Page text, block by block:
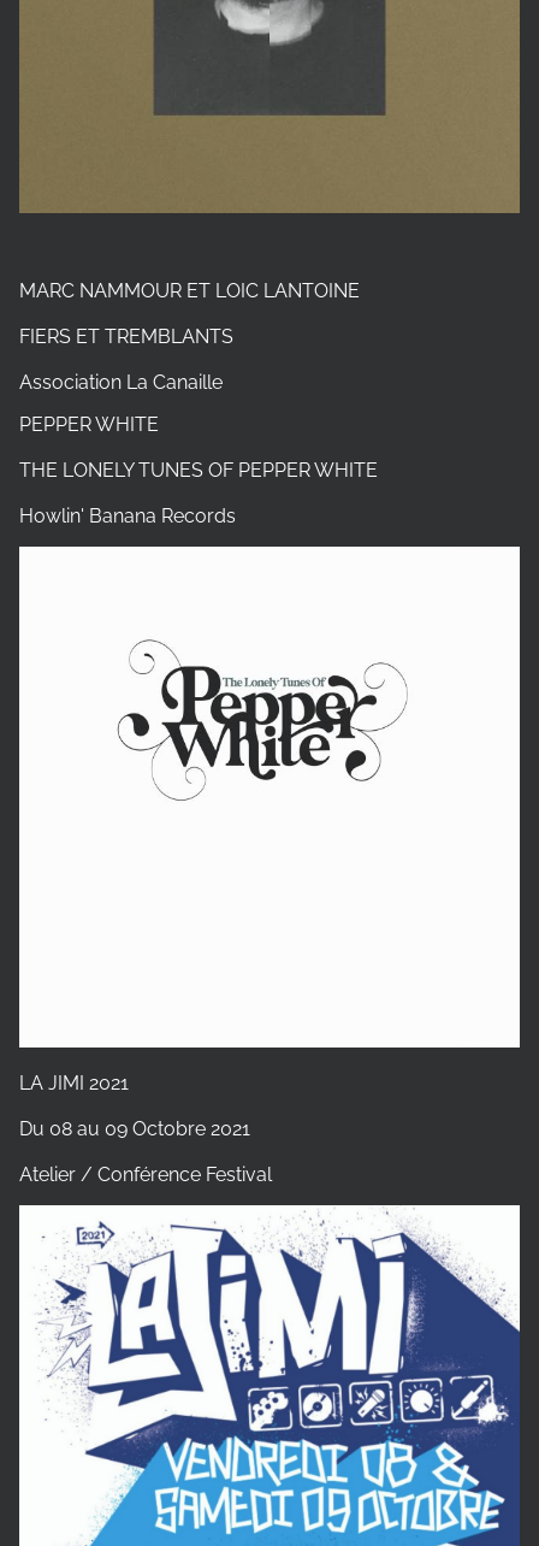
MARC NAMMOUR ET LOIC LANTOINE
FIERS ET TREMBLANTS
Association La Canaille
PEPPER WHITE
THE LONELY TUNES OF PEPPER WHITE
Howlin' Banana Records
LA JIMI 2021
Du 08 au 09 Octobre 2021
Atelier / Conférence Festival